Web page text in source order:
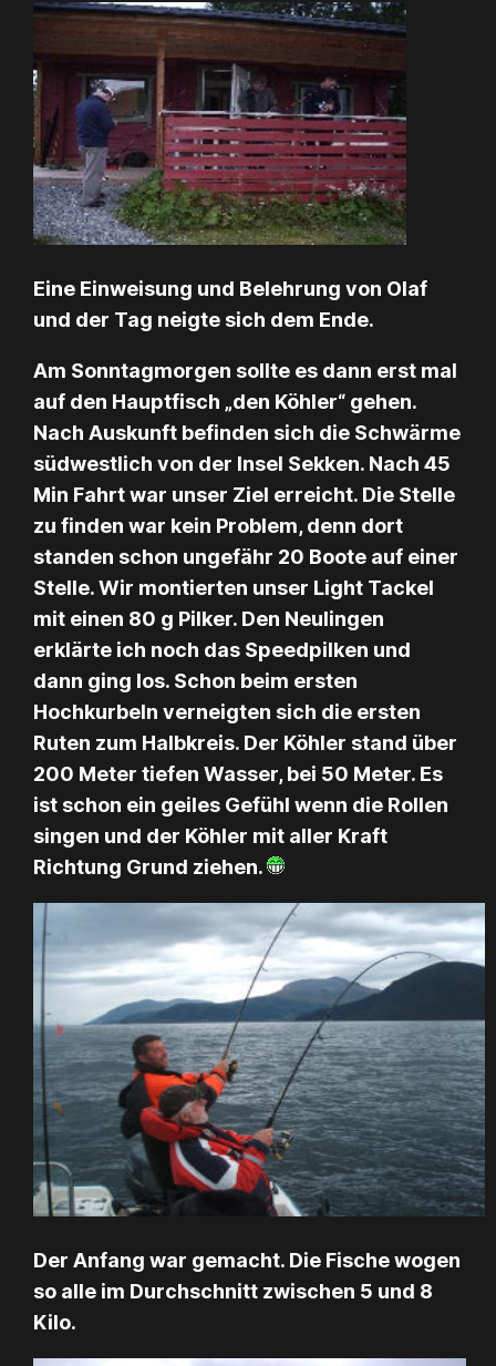
Eine Einweisung und Belehrung von Olaf
und der Tag neigte sich dem Ende.
Am Sonntagmorgen sollte es dann erst mal
auf den Hauptfisch „den Köhler“ gehen.
Nach Auskunft befinden sich die Schwärme
südwestlich von der Insel Sekken. Nach 45
Min Fahrt war unser Ziel erreicht. Die Stelle
zu finden war kein Problem, denn dort
standen schon ungefähr 20 Boote auf einer
Stelle. Wir montierten unser Light Tackel
mit einen 80 g Pilker. Den Neulingen
erklärte ich noch das Speedpilken und
dann ging los. Schon beim ersten
Hochkurbeln verneigten sich die ersten
Ruten zum Halbkreis. Der Köhler stand über
200 Meter tiefen Wasser, bei 50 Meter. Es
ist schon ein geiles Gefühl wenn die Rollen
singen und der Köhler mit aller Kraft
Richtung Grund ziehen.
Der Anfang war gemacht. Die Fische wogen
so alle im Durchschnitt zwischen 5 und 8
Kilo.